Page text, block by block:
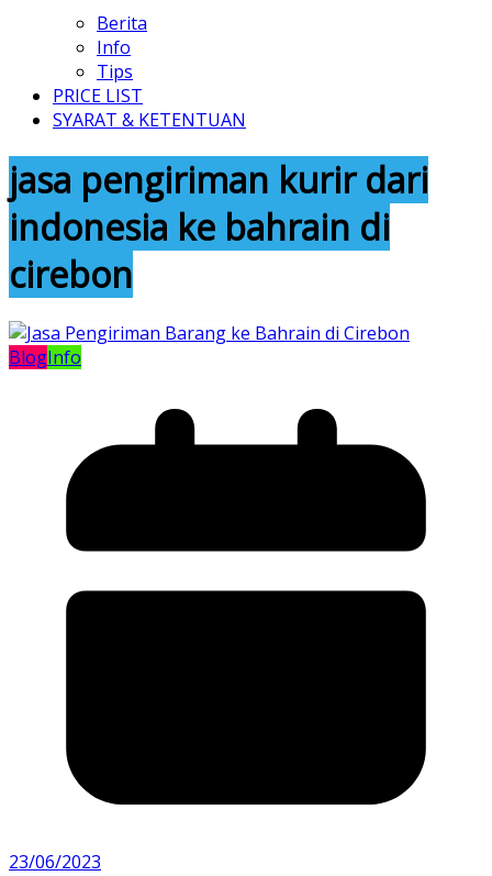
Berita
Info
Tips
PRICE LIST
SYARAT & KETENTUAN
jasa pengiriman kurir dari
indonesia ke bahrain di
cirebon
BlogInfo
23/06/2023